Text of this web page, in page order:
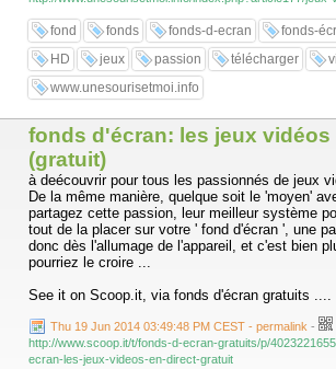
fond fonds fonds-d-ecran fonds-
HD
jeux passion télécharger
www.unesourisetmoi.info
fonds d'écran: les jeux vidéos
(gratuit)
à deécouvrir pour tous les passionnés de jeux
De la même manière, quelque soit le 'moyen'
partagez cette passion, leur meilleur système
tout de la placer sur votre ' fond d'écran ', une
donc dès l'allumage de l'appareil, et c'est bien
pourriez le croire ...
See it on Scoop.it, via fonds d'écran gratuits ....
Thu 19 Jun 2014 03:49:48 PM CEST - permalink -
http://www.scoop.it/t/fonds-d-ecran-gratuits/p/
ecran-les-jeux-videos-en-direct-gratuit